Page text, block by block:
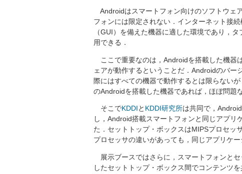
Androidはスマートフォン向けのソフトウェ
フォンには限定されない．インターネット接
（GUI）を備えた機器に適した環境であり，
用できる．
ここで重要なのは，Androidを搭載した機器
ェアが動作するということだ．Androidのバ
際にはすべての機器で動作するとは限らない
のAndroidを搭載した機器であれば，ほぼ問題
そこでKDDI と KDDI研究所は共同で，
し，Android搭載スマートフォンと同じアプ
た．セットトップ・ボックスはMIPSプロセッ
プロセッサの違いがあっても，同じアプリケ
展示ブースではさらに，スマートフォンと
したセットトップ・ボックス間でコンテンツ